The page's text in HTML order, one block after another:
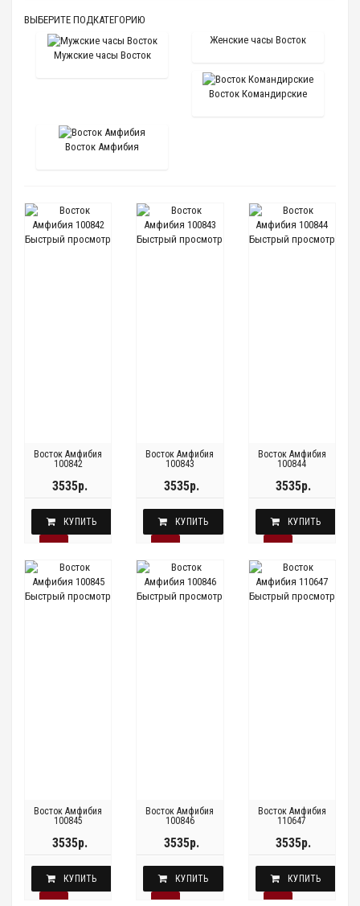
Страна производства Россия
запас хода 31 час
запас хода 36 часов
ВЫБЕРИТЕ ПОДКАТЕГОРИЮ
Мужские часы Восток
Женские часы Восток
Восток Командирские
Восток Амфибия
Быстрый просмотр
Восток Амфибия
100842
3535р.
КУПИТЬ
Быстрый просмотр
Восток Амфибия
100843
3535р.
КУПИТЬ
Быстрый просмотр
Восток Амфибия
100844
3535р.
КУПИТЬ
Быстрый просмотр
Восток Амфибия
100845
3535р.
КУПИТЬ
Быстрый просмотр
Восток Амфибия
100846
3535р.
КУПИТЬ
Быстрый просмотр
Восток Амфибия
110647
3535р.
КУПИТЬ